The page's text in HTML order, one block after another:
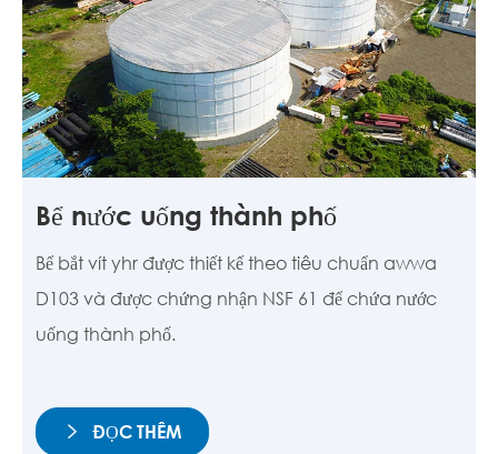
Bể nước uống thành phố
Bể bắt vít yhr được thiết kế theo tiêu chuẩn awwa
D103 và được chứng nhận NSF 61 để chứa nước
uống thành phố.
 ĐỌC THÊM